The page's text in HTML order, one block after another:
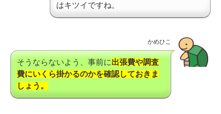
はキツイですね。
かめひこ
そうならないよう、事前に出張費や調査
費にいくら掛かるのかを確認しておきま
しょう。